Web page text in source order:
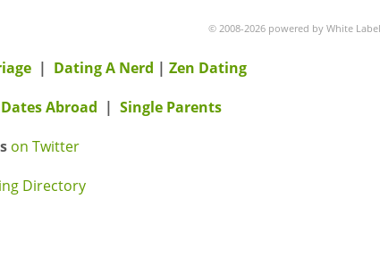
© 2008-2026 powered by White
| Dating A Nerd | Zen Dating
Dates Abroad | Single Parents
on Twitter
Directory